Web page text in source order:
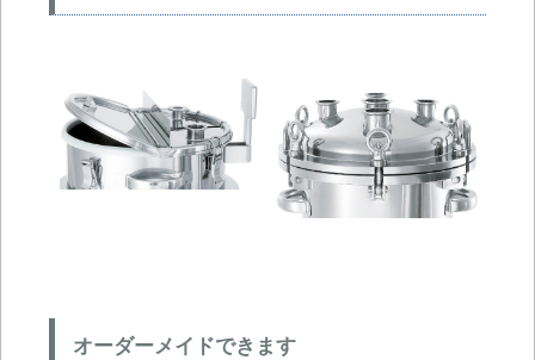
オーダーメイドできます